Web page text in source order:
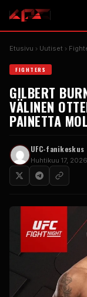
Etusivu Uutiset
FIGHTERS
GILBERT
VÄLINEN
PAINETTA
UFC-fanikeskus
Huhtikuu 17, 2026